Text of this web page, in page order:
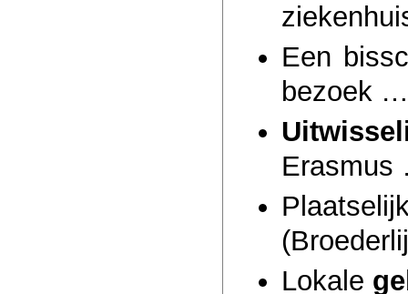
Een
bezoek …
Lokale